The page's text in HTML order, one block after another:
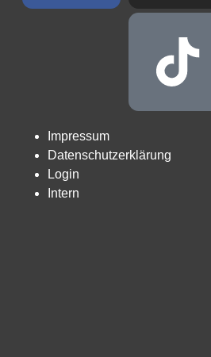
Impressum
Datenschutzerklärung
Login
Intern